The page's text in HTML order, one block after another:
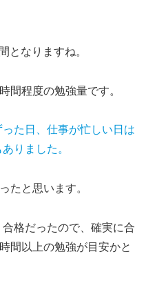
となりますね。
間程度の勉強量です。
た日、仕事が忙しい日は
りました。
たと思います。
格だったので、確実に合
間以上の勉強が目安かと